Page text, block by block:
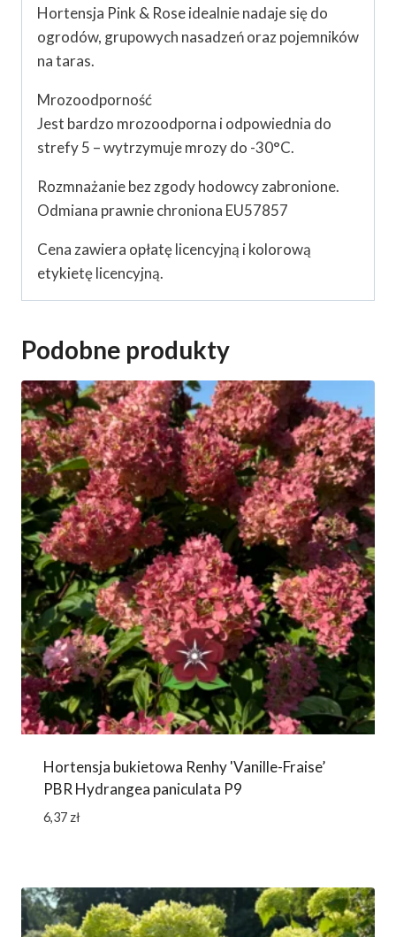
Hortensja Pink & Rose idealnie nadaje się do
ogrodów, grupowych nasadzeń oraz pojemników
na taras.
Mrozoodporność
Jest bardzo mrozoodporna i odpowiednia do
strefy 5 – wytrzymuje mrozy do -30°C.
Rozmnażanie bez zgody hodowcy zabronione.
Odmiana prawnie chroniona EU57857
Cena zawiera opłatę licencyjną i kolorową
etykietę licencyjną.
Podobne produkty
Hortensja bukietowa Renhy 'Vanille-Fraise’
PBR Hydrangea paniculata P9
6,37 zł